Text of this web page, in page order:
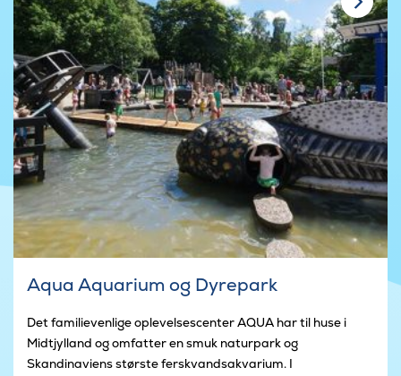
Aqua Aquarium og Dyrepark
Det familievenlige oplevelsescenter AQUA har til huse i
Midtjylland og omfatter en smuk naturpark og
Skandinaviens største ferskvandsakvarium. I